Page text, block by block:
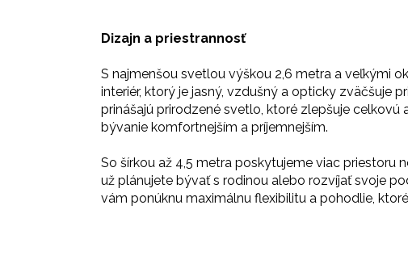
Dizajn a priestrannosť
S najmenšou svetlou výškou 2,6 metra a veľkými
interiér, ktorý je jasný, vzdušný a opticky zväčšuje
prinášajú prirodzené svetlo, ktoré zlepšuje celkovú
bývanie komfortnejším a príjemnejším.
So šírkou až 4,5 metra poskytujeme viac priestoru
už plánujete bývať s rodinou alebo rozvíjať svoje
vám ponúknu maximálnu flexibilitu a pohodlie,